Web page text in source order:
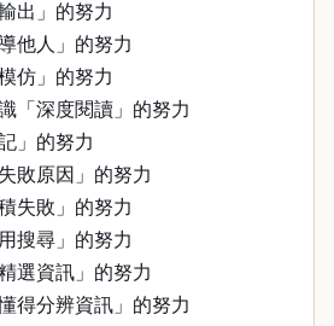
出」的努力
他人」的努力
仿」的努力
「深度閱讀」的努力
」的努力
敗原因」的努力
失敗」的努力
搜尋」的努力
選資訊」的努力
得分辨資訊」的努力